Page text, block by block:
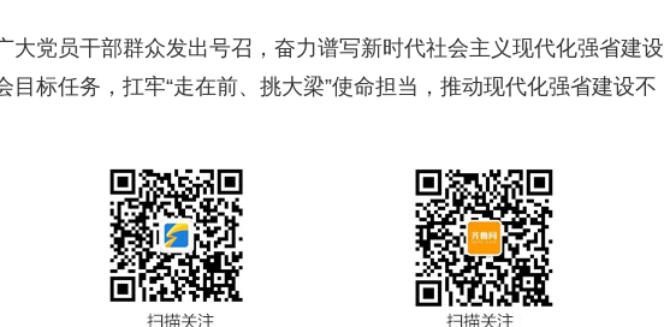
大党员干部群众发出号召，奋力谱写新时代社会主义现代化强省建设
目标任务，扛牢“走在前、挑大梁”使命担当，推动现代化强省建设不